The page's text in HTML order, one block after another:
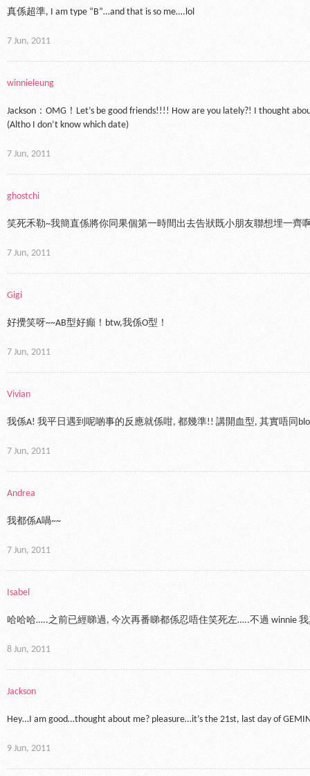
真係超準, I am type “B”…and that is so me….lol
7 Jun, 2011
winnieleung
Jackson：OMG！Let’s be good friends!!!! How are you lately?! I thought
(Altho I don’t know which date)
7 Jun, 2011
ghostchi
笑死禾勒~我簡直係將你同果個第一時間出去告狀既小朋友聯想埋一齊
7 Jun, 2011
Gigi
好攪笑呀~~AB型好癲！btw,我係O型！
7 Jun, 2011
Vivian
我係A! 我平日遇到呢啲事的反應就係咁, 都幾準!! 講開血型, 其實唔同
7 Jun, 2011
Andrea
我都係A喎~~
7 Jun, 2011
Isabel
哈哈哈…..之前已經睇過, 今次再番睇都係忍唔住笑死左…..不過 winnie
8 Jun, 2011
Jackson
Hey…I am good…thought about me? pleasure…it’s the 21st, last day of
9 Jun, 2011